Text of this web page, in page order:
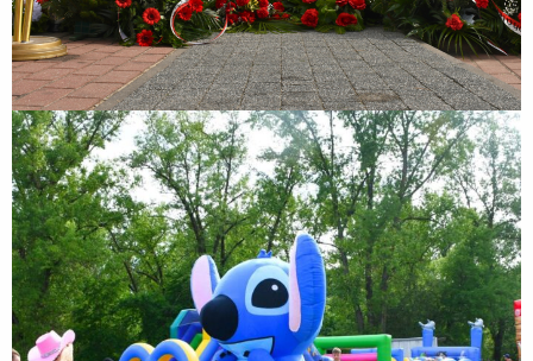
Rodzinny Piknik Sportowy z okazji Dnia Dziecka
Rodzinny Piknik Sportowy z okazji Dnia Dziecka połączony z IV
Biegiem Zakroczymskim „Nałogi! Dzieciaki w nogi!” realizowany był w
partnerstwie z Samorządem Województwa Mazowieckiego i
wspófinansowany był ze środków Samorządu...